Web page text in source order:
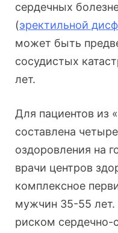
сердечных
(эректильной
может быть
сосудистых
лет.
Для пациентов из
составлена
оздоровления на
врачи центров
комплексное
мужчин 35-55
риском сердечно-